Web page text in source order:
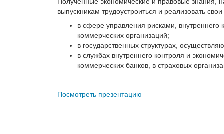
выпускникам трудоустроиться и реализовать
в сфере управления рисками, внутреннего
коммерческих организаций;
в государственных структурах,
в службах внутреннего контроля и
коммерческих банков, в страховых
Посмотреть презентацию